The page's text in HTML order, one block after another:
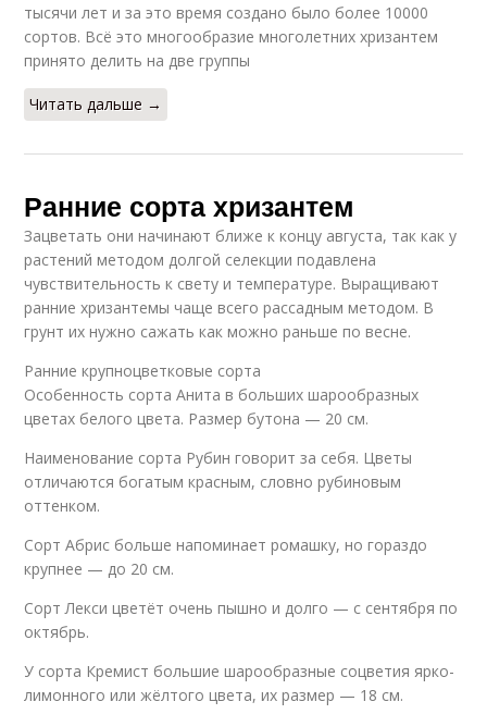
тысячи лет и за это время создано было более 10000
сортов. Всё это многообразие многолетних хризантем
принято делить на две группы
Читать дальше →
Ранние сорта хризантем
Зацветать они начинают ближе к концу августа, так как у
растений методом долгой селекции подавлена
чувствительность к свету и температуре. Выращивают
ранние хризантемы чаще всего рассадным методом. В
грунт их нужно сажать как можно раньше по весне.
Ранние крупноцветковые сорта
Особенность сорта Анита в больших шарообразных
цветах белого цвета. Размер бутона — 20 см.
Наименование сорта Рубин говорит за себя. Цветы
отличаются богатым красным, словно рубиновым
оттенком.
Сорт Абрис больше напоминает ромашку, но гораздо
крупнее — до 20 см.
Сорт Лекси цветёт очень пышно и долго — с сентября по
октябрь.
У сорта Кремист большие шарообразные соцветия ярко-
лимонного или жёлтого цвета, их размер — 18 см.